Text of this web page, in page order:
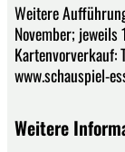
Weitere
November;
Kartenvorverkauf:
www.schauspiel-
Weitere